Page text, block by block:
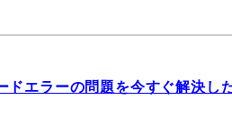
エラーの問題を今すぐ解決し